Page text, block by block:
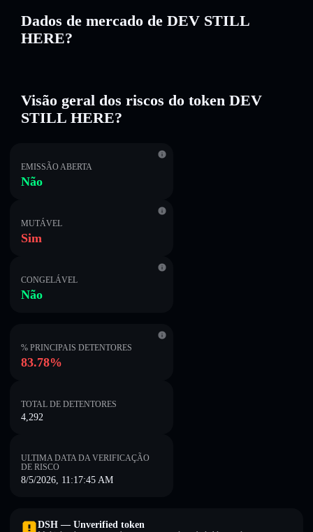
Dados de mercado de DEV STILL
HERE?
Visão geral dos riscos do token DEV
STILL HERE?
EMISSÃO ABERTA
Não
MUTÁVEL
Sim
CONGELÁVEL
Não
% PRINCIPAIS DETENTORES
83.78%
TOTAL DE DETENTORES
4,292
ULTIMA DATA DA VERIFICAÇÃO
DE RISCO
8/5/2026, 11:17:45 AM
DSH — Unverified token